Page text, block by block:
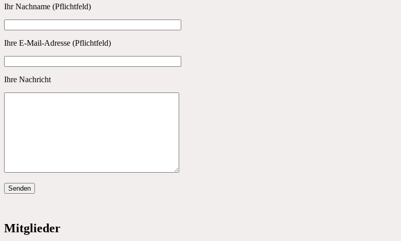
Ihr Nachname (Pflichtfeld)
Ihre E-Mail-Adresse (Pflichtfeld)
Ihre Nachricht
Mitglieder